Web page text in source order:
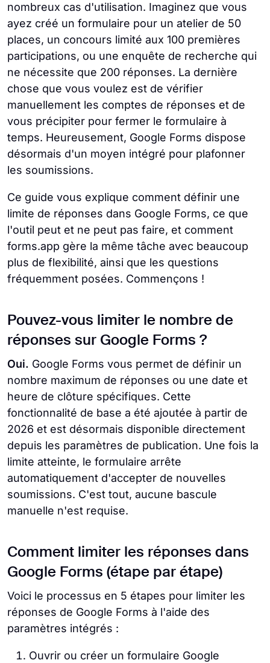
nombreux cas d'utilisation. Imaginez que vous
ayez créé un formulaire pour un atelier de 50
places, un concours limité aux 100 premières
participations, ou une enquête de recherche qui
ne nécessite que 200 réponses. La dernière
chose que vous voulez est de vérifier
manuellement les comptes de réponses et de
vous précipiter pour fermer le formulaire à
temps. Heureusement, Google Forms dispose
désormais d'un moyen intégré pour plafonner
les soumissions.
Ce guide vous explique comment définir une
limite de réponses dans Google Forms, ce que
l'outil peut et ne peut pas faire, et comment
forms.app gère la même tâche avec beaucoup
plus de flexibilité, ainsi que les questions
fréquemment posées. Commençons !
Pouvez-vous limiter le nombre de
réponses sur Google Forms ?
Oui. Google Forms vous permet de définir un
nombre maximum de réponses ou une date et
heure de clôture spécifiques. Cette
fonctionnalité de base a été ajoutée à partir de
2026 et est désormais disponible directement
depuis les paramètres de publication. Une fois la
limite atteinte, le formulaire arrête
automatiquement d'accepter de nouvelles
soumissions. C'est tout, aucune bascule
manuelle n'est requise.
Comment limiter les réponses dans
Google Forms (étape par étape)
Voici le processus en 5 étapes pour limiter les
réponses de Google Forms à l'aide des
paramètres intégrés :
Ouvrir ou créer un formulaire Google